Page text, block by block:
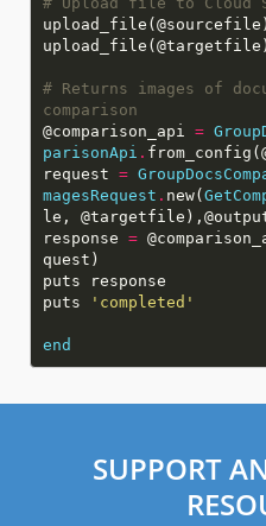
# Returns images of
comparison
@comparison_api =
parisonApi .
request =
magesRequest . new(
response =
puts
'completed'
end
SUPPORT